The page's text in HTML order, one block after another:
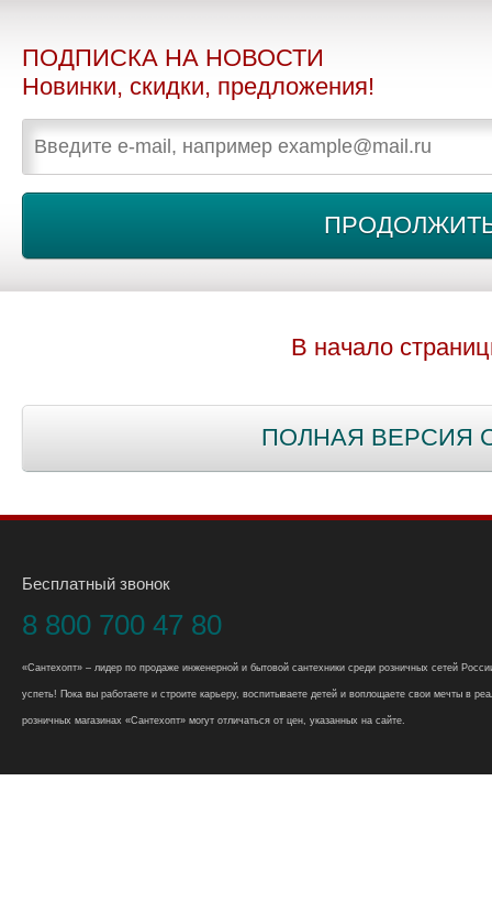
ПОДПИСКА НА НОВОСТИ
Новинки, скидки, предложения!
В начало
ПОЛНАЯ ВЕРСИЯ
Бесплатный звонок
8 800 700 47 80
«Сантехопт» – лидер по продаже инженерной и бытовой сантехники среди розничных сетей
успеть! Пока вы работаете и строите карьеру, воспитываете детей и воплощаете свои мечты в
розничных магазинах «Сантехопт» могут отличаться от цен, указанных на сайте.